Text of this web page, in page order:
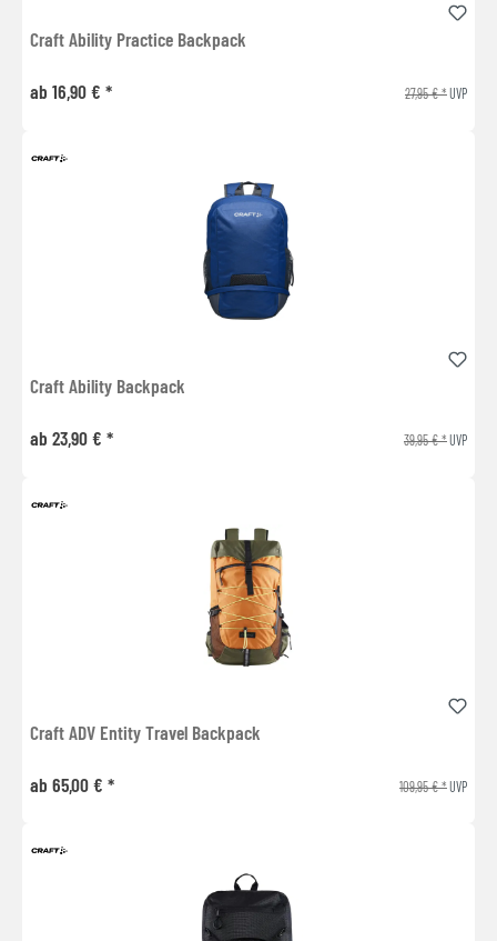
Craft Ability Practice Backpack
ab 16,90 € * 27,95 € *UVP
Craft Ability Backpack
ab 23,90 € * 39,95 € *UVP
Craft ADV Entity Travel Backpack
ab 65,00 € * 109,95 € *UVP